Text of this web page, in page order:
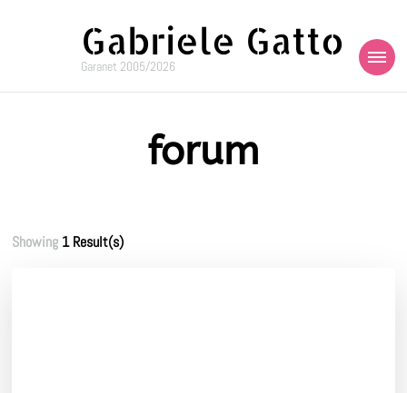
Gabriele Gatto
Garanet 2005/2026
forum
Showing 1 Result(s)